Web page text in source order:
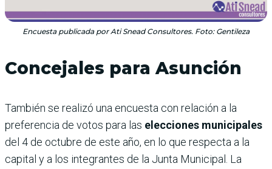
Encuesta publicada por Ati Snead Consultores. Foto: Gentileza
Concejales para Asunción
También se realizó una encuesta con relación a la
preferencia de votos para las elecciones municipales
del 4 de octubre de este año, en lo que respecta a la
capital y a los integrantes de la Junta Municipal. La